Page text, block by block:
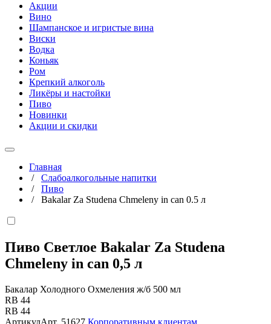
Акции
Вино
Шампанское и игристые вина
Виски
Водка
Коньяк
Ром
Крепкий алкоголь
Ликёры и настойки
Пиво
Новинки
Акции и скидки
Главная
/ Слабоалкогольные напитки
/ Пиво
/ Bakalar Za Studena Chmeleny in can 0.5 л
Пиво Светлое Bakalar Za Studena
Chmeleny in can 0,5 л
Бакалар Холодного Охмеления ж/б 500 мл
RB 44
RB 44
АртикулАрт. 51627 Корпоративным клиентам